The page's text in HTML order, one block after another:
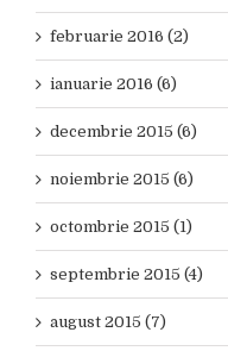
februarie 2016 (2)
ianuarie 2016 (6)
decembrie 2015 (6)
noiembrie 2015 (6)
octombrie 2015 (1)
septembrie 2015 (4)
august 2015 (7)